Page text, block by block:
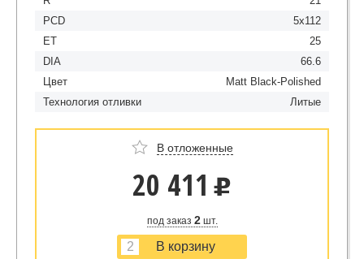
PCD
5x112
ET
25
DIA
66.6
Цвет
Matt Black-Polished
Технология отливки
Литые
В отложенные
20 411 u
под заказ 2шт.